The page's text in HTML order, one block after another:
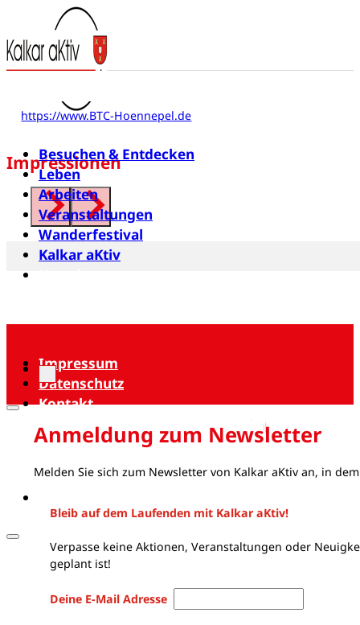
Besuchen & Entdecken
Leben
Arbeiten
Veranstaltungen
Wanderfestival
Kalkar aKtiv
Bundesschützen-Tambourcorps
Hönnepel
Am Schulzenhof 12a
https://www.BTC-Hoennepel.de
Impressionen
Impressum
Datenschutz
Kontakt
Anmeldung zum Newsletter
Melden Sie sich zum Newsletter von Kalkar aKtiv an, in
Bleib auf dem Laufenden mit Kalkar aKtiv!
Verpasse keine Aktionen, Veranstaltungen oder
geplant ist!
Deine E-Mail Adresse